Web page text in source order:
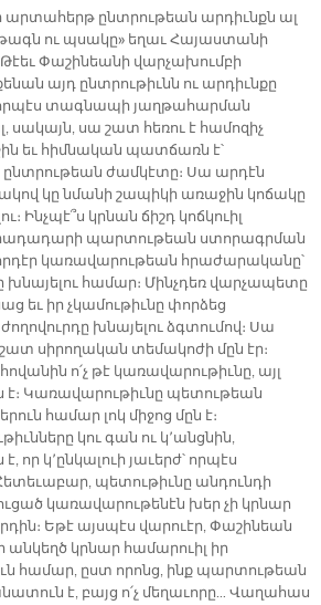
արտահերթ ընտրութեան արդիւնքն ալ
ու պսակը» եղաւ Հայաստանի
Փաշինեանի վարչախումբի
այդ ընտրութիւնն ու արդիւնքը
որպէս տագնապի յաղթահարման
սա շատ հեռու է համոզիչ
եւ հիմնական պատճառն է՝
ժամկէտը։ Սա արդէն
կը նմանի շապիկի առաջին կոճակը
Ինչպէ՞ս կրնան ճիշդ կոճկուիլ
պարտութեան ստորագրման
կառավարութեան հրաժարականը՝
խնայելու համար։ Մինչդեռ վարչապետը
եւ իր չկամութիւնը փորձեց
ժողովուրդը խնայելու ձգտումով։ Սա
սիրողական տեմակոժի մըն էր։
ո՛չ թէ կառավարութիւնը, այլ
է։ Կառավարութիւնը պետութեան
համար լոկ միջոց մըն է։
կու գան ու կ՚անցնին,
որ կ՚ընկալուի յաւերժ՝ որպէս
պետութիւնը անդունդի
կառավարութենէն խեր չի կրնար
Եթէ այսպէս վարուէր, Փաշինեան
անկեղծ կրնար համարուիլ իր
համար, ըստ որոնց, ինք պարտութեան
է, բայց ո՛չ մեղաւորը… Վաղահաս